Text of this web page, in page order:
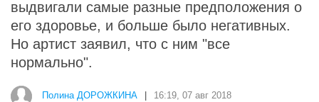
выдвигали самые разные предположения о
его здоровье, и больше было негативных.
Но артист заявил, что с ним "все
нормально".
Полина ДОРОЖКИНА 16:19, 07 авг 2018